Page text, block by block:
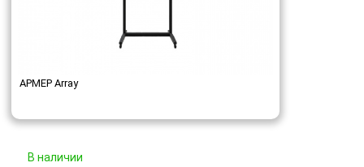
АРМЕР Array
В наличии